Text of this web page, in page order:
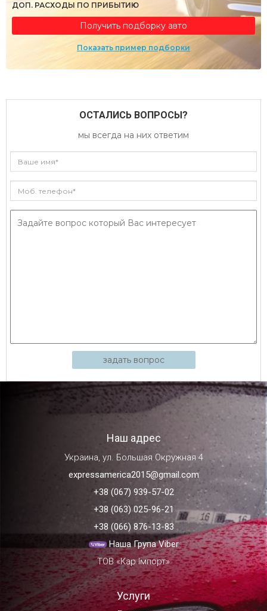
ДОП. РАСХОДЫ ПО ПРИБЫТИЮ
Получить подборку авто
Показать пример подборки
ОСТАЛИСЬ ВОПРОСЫ?
мы всегда на них ответим
задать вопрос
Наш адрес
Украина, ул. Большая Окружная 4
expressamerica2015@gmail.com
+38 (067) 939-57-02
+38 (063) 025-96-21
+38 (066) 876-13-83
Наша Група Viber
ТОВ «Кар Імпорт»
Услуги